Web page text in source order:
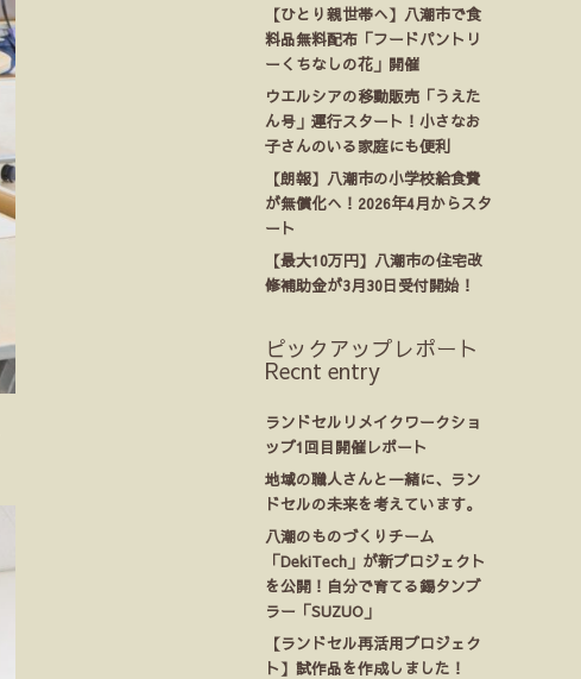
【ひとり親世帯へ】八潮市で食
料品無料配布「フードパントリ
ーくちなしの花」開催
ウエルシアの移動販売「うえた
ん号」運行スタート！小さなお
子さんのいる家庭にも便利
【朗報】八潮市の小学校給食費
が無償化へ！2026年4月からスタ
ート
【最大10万円】八潮市の住宅改
修補助金が3月30日受付開始！
ピックアップレポート
Recnt entry
ランドセルリメイクワークショ
ップ1回目開催レポート
地域の職人さんと一緒に、ラン
ドセルの未来を考えています。
八潮のものづくりチーム
「DekiTech」が新プロジェクト
を公開！自分で育てる錫タンブ
ラー「SUZUO」
【ランドセル再活用プロジェク
ト】試作品を作成しました！